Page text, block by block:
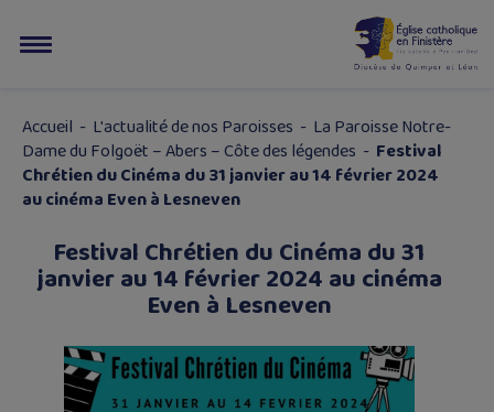
Accueil - L'actualité de nos Paroisses - La Paroisse Notre-
Dame du Folgoët – Abers – Côte des légendes - Festival
Chrétien du Cinéma du 31 janvier au 14 février 2024
au cinéma Even à Lesneven
Festival Chrétien du Cinéma du 31
janvier au 14 février 2024 au cinéma
Even à Lesneven